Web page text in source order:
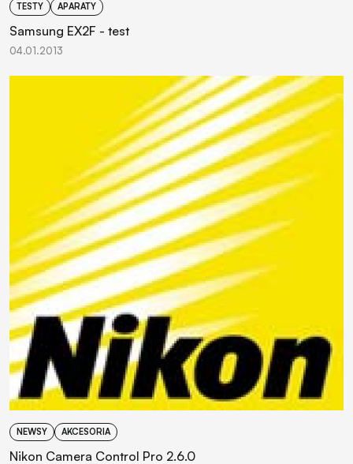
TESTY APARATY
Samsung EX2F - test
04.01.2013
NEWSY AKCESORIA
Nikon Camera Control Pro 2.6.0